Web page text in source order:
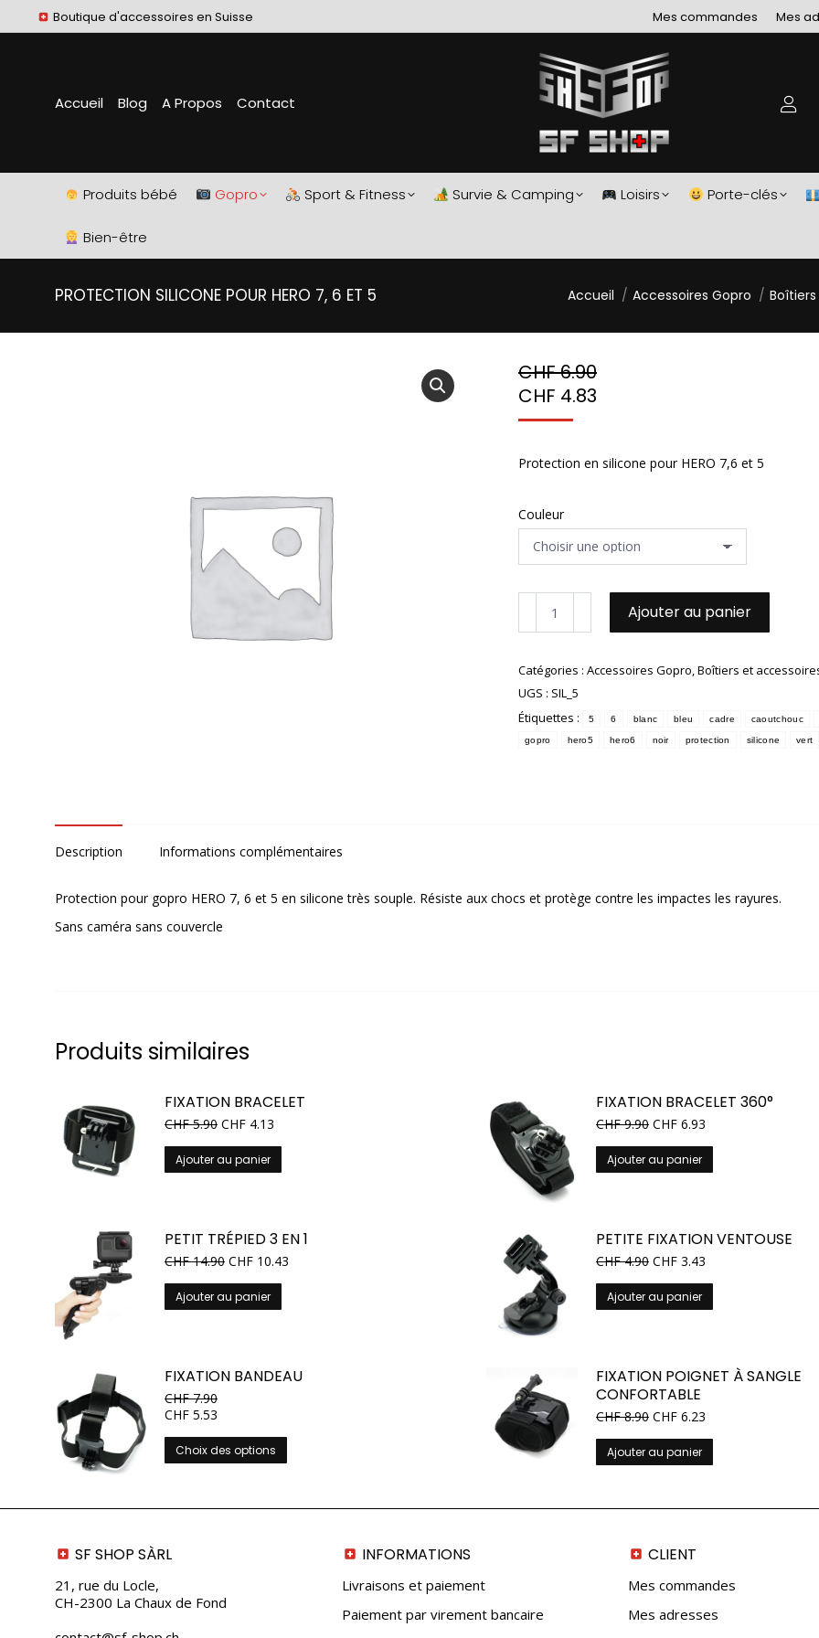
Boutique d'accessoires en Suisse Mes commandes Mes
Accueil Blog A Propos Contact
Produits bébé Gopro Sport & Fitness Survie & Camping Loisirs Porte-clés
Bien-être
PROTECTION SILICONE POUR HERO 7, 6 ET 5 Vous êtes ici :
Accueil Accessoires Gopro
CHF6.90
CHF 4.83
Protection en silicone pour HERO 7,6 et 5
Couleur
pour
HERO
7,
Ajouter au panier
Catégories : Accessoires Gopro,Boîtiers et
UGS : SIL_5
Étiquettes :
5 6 blanc bleu cadre caoutchouc
gopro hero5 hero6 noir protection silicone vert
Description Informations complémentaires
Protection pour gopro HERO 7, 6 et 5 en silicone très souple. Résiste aux chocs et protège contre les impactes les rayures.
Sans caméra sans couvercle
Produits similaires
FIXATION BRACELET
CHF5.90 CHF 4.13
Ajouter au panier
FIXATION BRACELET 360°
CHF9.90 CHF 6.93
Ajouter au panier
PETIT TRÉPIED 3 EN 1
CHF14.90 CHF 10.43
Ajouter au panier
PETITE FIXATION VENTOUSE
CHF4.90 CHF 3.43
Ajouter au panier
FIXATION BANDEAU
CHF7.90
CHF 5.53
Choix des options
produit
FIXATION POIGNET À SANGLE
CONFORTABLE
CHF8.90 CHF 6.23
Ajouter au panier
SF SHOP SÀRL
21, rue du Locle,
CH-2300 La Chaux de Fond
INFORMATIONS
Livraisons et paiement
Paiement par virement bancaire
CLIENT
Mes commandes
Mes adresses